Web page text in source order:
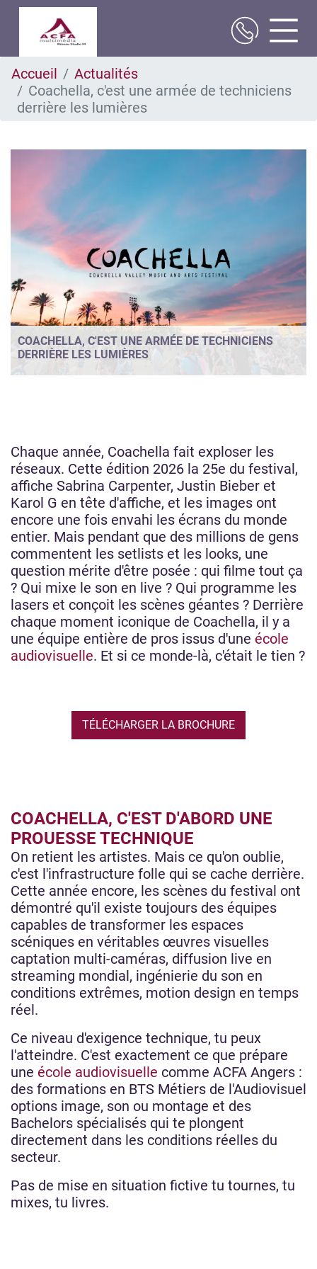
au
contenu
principal
Accueil
Actualités
Coachella, c'est une armée de techniciens
derrière les lumières
COACHELLA, C'EST UNE ARMÉE DE TECHNICIENS
DERRIÈRE LES LUMIÈRES
Chaque année, Coachella fait exploser les
réseaux. Cette édition 2026 la 25e du festival,
affiche Sabrina Carpenter, Justin Bieber et
Karol G en tête d'affiche, et les images ont
encore une fois envahi les écrans du monde
entier. Mais pendant que des millions de gens
commentent les setlists et les looks, une
question mérite d'être posée : qui filme tout ça
? Qui mixe le son en live ? Qui programme les
lasers et conçoit les scènes géantes ? Derrière
chaque moment iconique de Coachella, il y a
une équipe entière de pros issus d'une école
audiovisuelle. Et si ce monde-là, c'était le tien ?
TÉLÉCHARGER LA BROCHURE
COACHELLA, C'EST D'ABORD UNE
PROUESSE TECHNIQUE
On retient les artistes. Mais ce qu'on oublie,
c'est l'infrastructure folle qui se cache derrière.
Cette année encore, les scènes du festival ont
démontré qu'il existe toujours des équipes
capables de transformer les espaces
scéniques en véritables œuvres visuelles
captation multi-caméras, diffusion live en
streaming mondial, ingénierie du son en
conditions extrêmes, motion design en temps
réel.
Ce niveau d'exigence technique, tu peux
l'atteindre. C'est exactement ce que prépare
une école audiovisuelle comme ACFA Angers :
des formations en BTS Métiers de l'Audiovisuel
options image, son ou montage et des
Bachelors spécialisés qui te plongent
directement dans les conditions réelles du
secteur.
Pas de mise en situation fictive tu tournes, tu
mixes, tu livres.